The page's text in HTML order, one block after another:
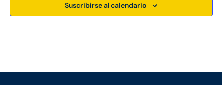
Suscribirse al calendario